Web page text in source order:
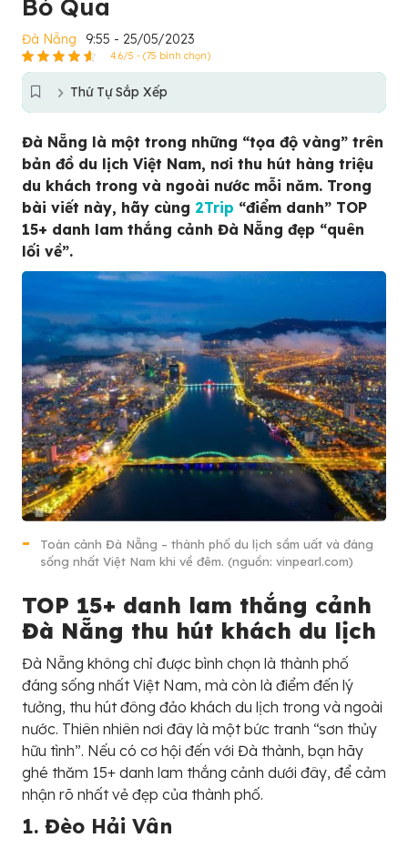
Bỏ Qua
Đà Nẵng 9:55 - 25/05/2023
4.6/5 - (75 bình chọn)
Thứ Tự Sắp Xếp
Đà Nẵng là một trong những “tọa độ vàng” trên
bản đồ du lịch Việt Nam, nơi thu hút hàng triệu
du khách trong và ngoài nước mỗi năm. Trong
bài viết này, hãy cùng 2Trip “điểm danh” TOP
15+ danh lam thắng cảnh Đà Nẵng đẹp “quên
lối về”.
Toàn cảnh Đà Nẵng – thành phố du lịch sầm uất và đáng
sống nhất Việt Nam khi về đêm. (nguồn: vinpearl.com)
TOP 15+ danh lam thắng cảnh
Đà Nẵng thu hút khách du lịch
Đà Nẵng không chỉ được bình chọn là thành phố
đáng sống nhất Việt Nam, mà còn là điểm đến lý
tưởng, thu hút đông đảo khách du lịch trong và ngoài
nước. Thiên nhiên nơi đây là một bức tranh “sơn thủy
hữu tình”. Nếu có cơ hội đến với Đà thành, bạn hãy
ghé thăm 15+ danh lam thắng cảnh dưới đây, để cảm
nhận rõ nhất vẻ đẹp của thành phố.
1. Đèo Hải Vân